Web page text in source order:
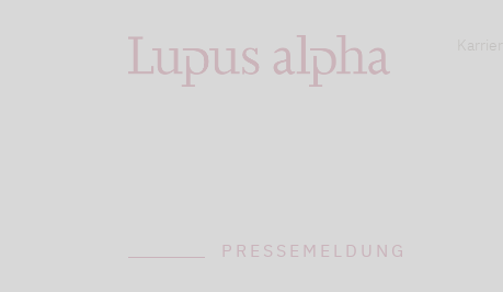
PRESSEMELDUNG